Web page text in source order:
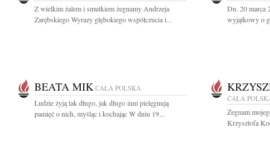
Z wielkim żalem i smutkiem żegnamy Andrzeja
Zarębskiego Wyrazy głębokiego współczucia i...
Dn. 20 marca
wyjątkowy o
BEATA MIK CAŁA POLSKA
Ludzie żyją tak długo, jak długo inni pielęgnują
pamięć o nich, myśląc i kochając W dniu 19...
CAŁA
Żegnam
Krzysztofa